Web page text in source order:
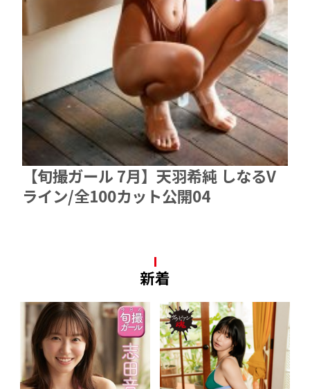
【旬撮ガール 7月】天羽希純 しなるV
ライン/全100カット公開04
新着